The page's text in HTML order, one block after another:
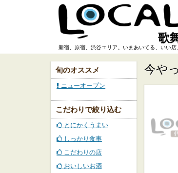
歌
新宿、原宿、渋谷エリア。いまあいてる、いい店
旬のオススメ
ニューオープン
こだわりで絞り込む
とにかくうまい
しっかり食事
こだわりの店
おいしいお酒
今や